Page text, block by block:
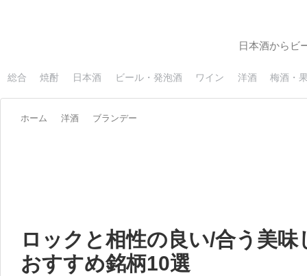
日本酒からビ
総合 焼酎 日本酒 ビール・発泡酒 ワイン 洋酒 梅酒・
ホーム 洋酒 ブランデー
ロックと相性の良い/合う美
おすすめ銘柄10選